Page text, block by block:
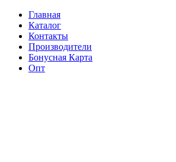
Главная
Каталог
Контакты
Производители
Бонусная Карта
Опт